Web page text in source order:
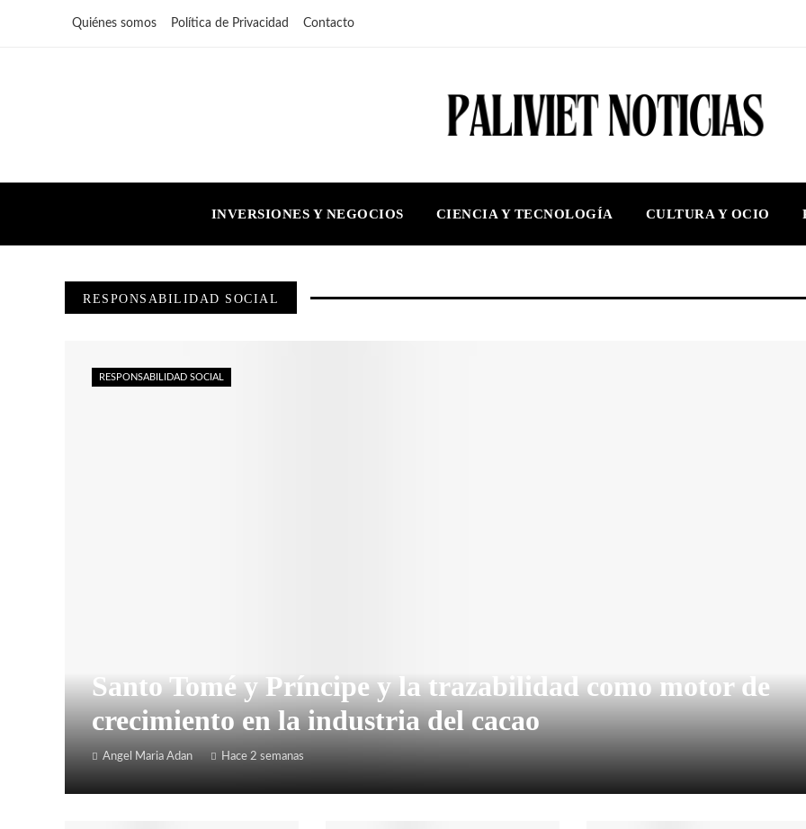
Quiénes somos Política de Privacidad Contacto
INVERSIONES Y NEGOCIOS CIENCIA Y TECNOLOGÍA CULTURA Y OCIO
RESPONSABILIDAD SOCIAL
Santo Tomé y Príncipe y la trazabilidad como motor de
crecimiento en la industria del cacao
Angel Maria Adan Hace 2 semanas
RESPONSABILIDAD SOCIAL